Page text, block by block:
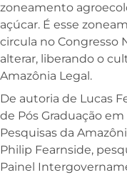
zoneamento
açúcar. É esse
circula no Congresso
alterar, liberando o
Amazônia Legal.
De autoria de Lucas
de Pós Graduação
Pesquisas da
Philip Fearnside,
Painel